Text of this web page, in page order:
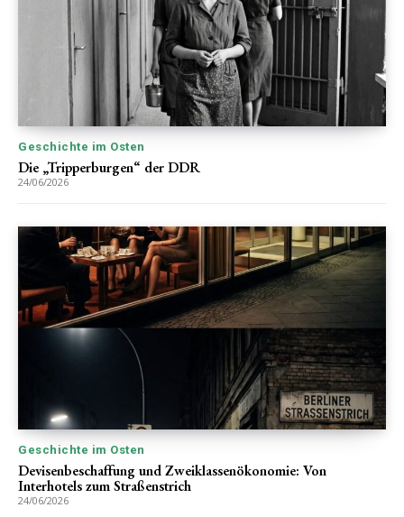
Geschichte im Osten
Die „Tripperburgen“ der DDR
24/06/2026
Geschichte im Osten
Devisenbeschaffung und Zweiklassenökonomie: Von
Interhotels zum Straßenstrich
24/06/2026